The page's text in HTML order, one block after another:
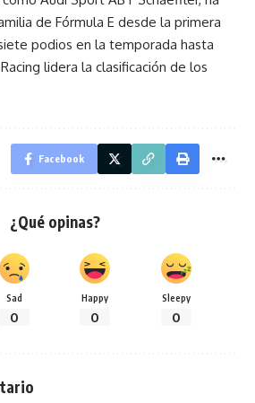
de Fórmula E desde la primera
podios en la temporada hasta
lidera la clasificación de los
Facebook
¿Qué opinas?
Sad
0
Happy
0
Sleepy
0